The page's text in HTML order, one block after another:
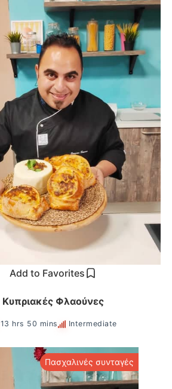
Add to Favorites
Κυπριακές Φλαούνες
13 hrs 50 mins Intermediate
Πασχαλινές συνταγές